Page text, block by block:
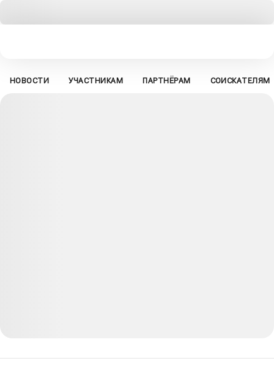
НОВОСТИ УЧАСТНИКАМ ПАРТНЁРАМ СОИСКАТЕЛЯМ